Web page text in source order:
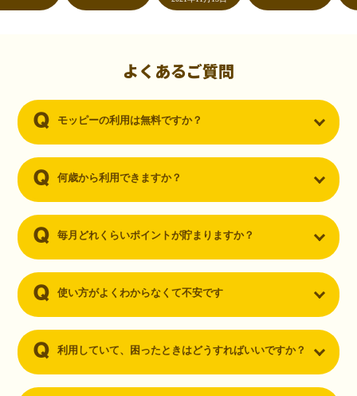
（30代・男性）
ーを知りました。クレジットカードを発行するだけでポイントが貯ま
るならと無料登録して、クレジットカードの発行やアプリダウンロー
よくあるご質問
モッピーの利用は無料ですか？
何歳から利用できますか？
毎月どれくらいポイントが貯まりますか？
使い方がよくわからなくて不安です
利用していて、困ったときはどうすればいいですか？